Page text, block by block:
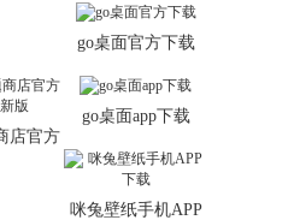
go桌面官方下载
店官方
go桌面app下载
咪兔壁纸手机APP